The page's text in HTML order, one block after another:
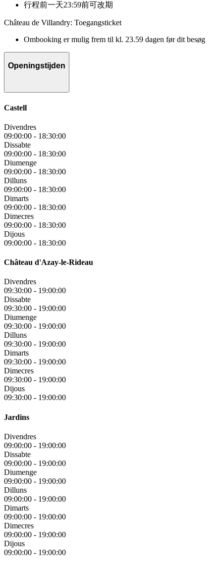
行程前一天23:59前可改期
Château de Villandry: Toegangsticket
Ombooking er mulig frem til kl. 23.59 dagen før dit besøg
Openingstijden
Castell
Divendres
09:00:00 - 18:30:00
Dissabte
09:00:00 - 18:30:00
Diumenge
09:00:00 - 18:30:00
Dilluns
09:00:00 - 18:30:00
Dimarts
09:00:00 - 18:30:00
Dimecres
09:00:00 - 18:30:00
Dijous
09:00:00 - 18:30:00
Château d'Azay-le-Rideau
Divendres
09:30:00 - 19:00:00
Dissabte
09:30:00 - 19:00:00
Diumenge
09:30:00 - 19:00:00
Dilluns
09:30:00 - 19:00:00
Dimarts
09:30:00 - 19:00:00
Dimecres
09:30:00 - 19:00:00
Dijous
09:30:00 - 19:00:00
Jardins
Divendres
09:00:00 - 19:00:00
Dissabte
09:00:00 - 19:00:00
Diumenge
09:00:00 - 19:00:00
Dilluns
09:00:00 - 19:00:00
Dimarts
09:00:00 - 19:00:00
Dimecres
09:00:00 - 19:00:00
Dijous
09:00:00 - 19:00:00